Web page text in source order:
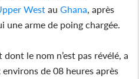
West auGhana , après
arme de poing chargée.
le nom n’est pas révélé, a
de 08 heures après